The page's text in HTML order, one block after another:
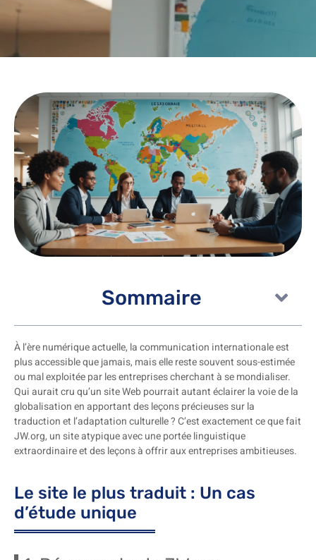
Sommaire
À l’ère numérique actuelle, la communication internationale est
plus accessible que jamais, mais elle reste souvent sous-estimée
ou mal exploitée par les entreprises cherchant à se mondialiser.
Qui aurait cru qu’un site Web pourrait autant éclairer la voie de la
globalisation en apportant des leçons précieuses sur la
traduction et l’adaptation culturelle ? C’est exactement ce que fait
JW.org, un site atypique avec une portée linguistique
extraordinaire et des leçons à offrir aux entreprises ambitieuses.
Le site le plus traduit : Un cas
d’étude unique